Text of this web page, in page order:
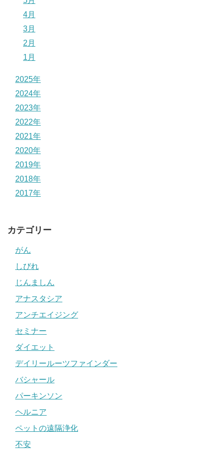
4月
3月
2月
1月
2025年
2024年
2023年
2022年
2021年
2020年
2019年
2018年
2017年
カテゴリー
がん
しびれ
じんましん
アナスタシア
アンチエイジング
セミナー
ダイエット
デイリールーツファインダー
バシャール
パーキンソン
ヘルニア
ペットの遠隔浄化
不安